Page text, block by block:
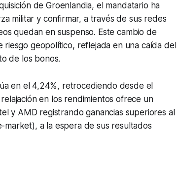
de Groenlandia, el mandatario ha
militar y confirmar, a través de sus redes
quedan en suspenso. Este cambio de
geopolítico, reflejada en una caída del
de los bonos.
en el 4,24%, retrocediendo desde el
en los rendimientos ofrece un
y AMD registrando ganancias superiores al
market), a la espera de sus resultados